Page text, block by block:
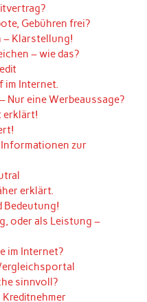
Gebühren frei?
Klarstellung!
– wie das?
im Internet.
Nur eine Werbeaussage?
erklärt!
zur
erklärt.
Bedeutung!
oder als Leistung –
im Internet?
sinnvoll?